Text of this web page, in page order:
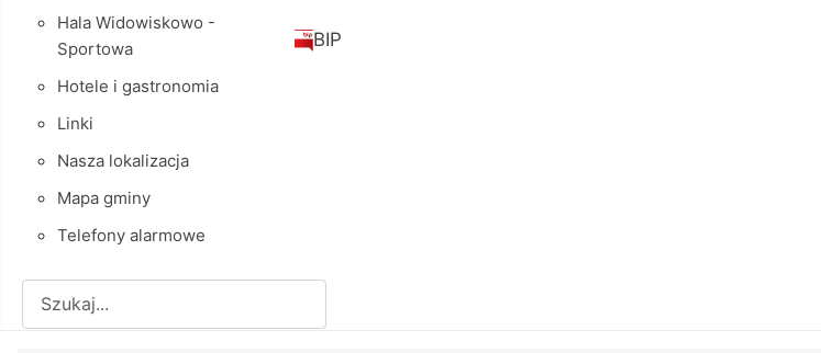
Hala Widowiskowo -
Sportowa
Hotele i gastronomia
Linki
Nasza lokalizacja
Mapa gminy
Telefony alarmowe
BIP